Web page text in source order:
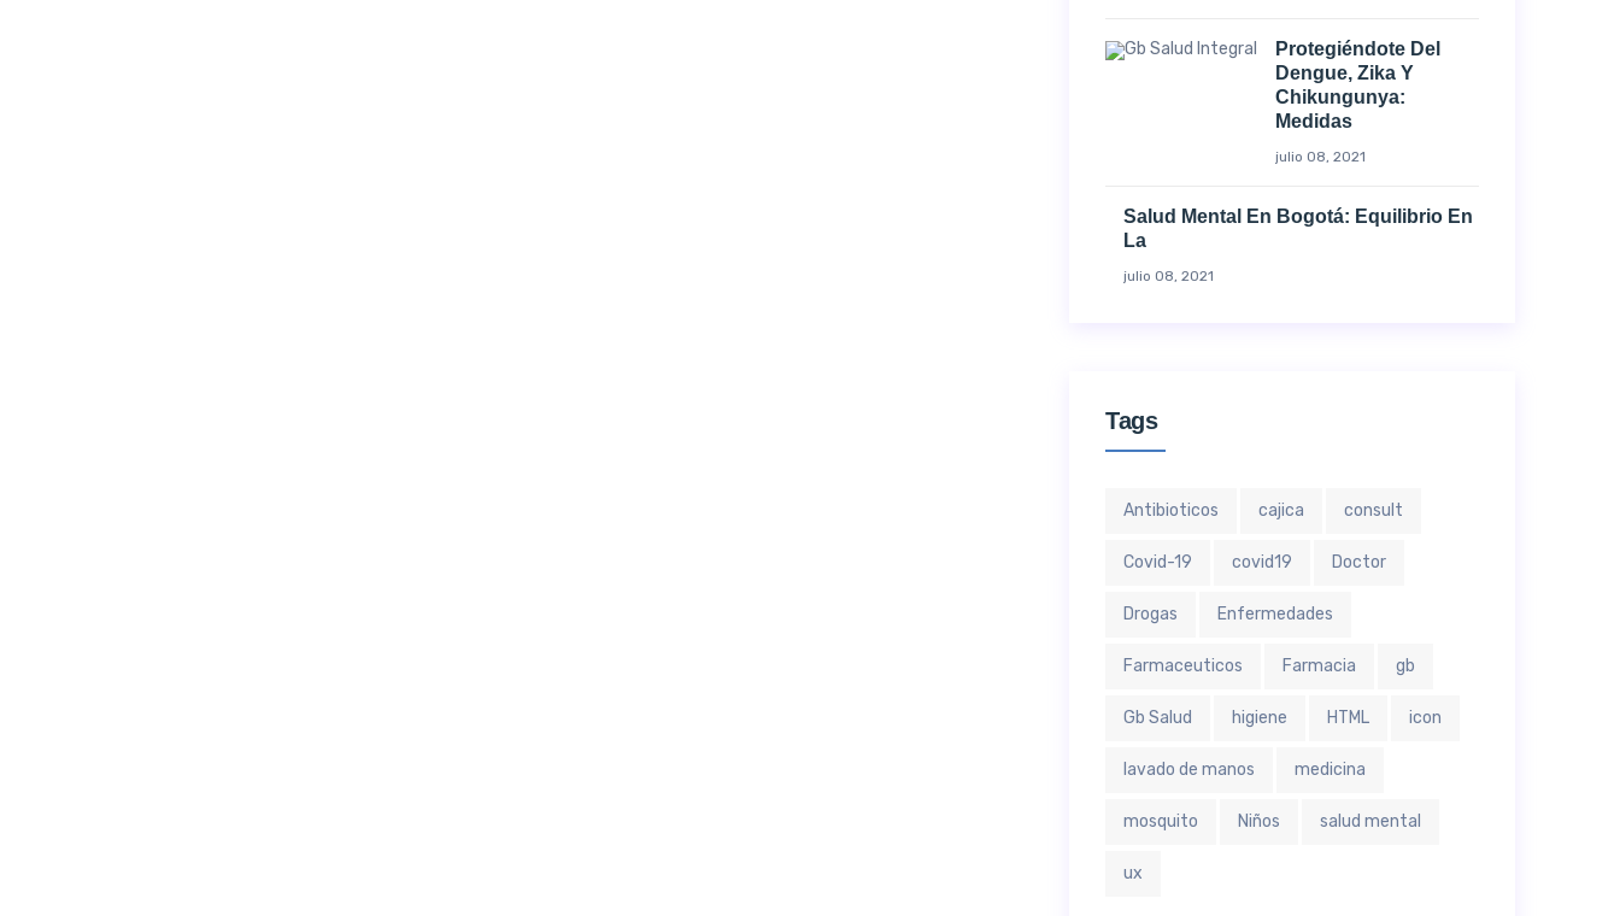
Protegiéndote Del
Dengue, Zika Y
Chikungunya:
Medidas
julio 08, 2021
Salud Mental En Bogotá: Equilibrio En
La
julio 08, 2021
Tags
Antibioticos cajica consult
Covid-19 covid19 Doctor
Drogas Enfermedades
Farmaceuticos Farmacia gb
Gb Salud higiene HTML icon
lavado de manos medicina
mosquito Niños salud mental
ux